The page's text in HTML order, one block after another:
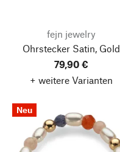
fejn jewelry
Ohrstecker Satin, Gold
79,90 €
+ weitere Varianten
Neu